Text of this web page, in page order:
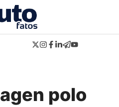
polo